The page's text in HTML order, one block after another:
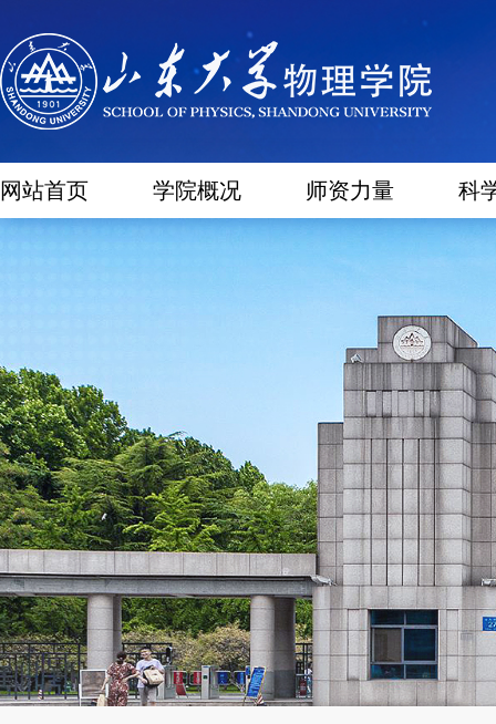
网站首页 学院概况 师资力量 科